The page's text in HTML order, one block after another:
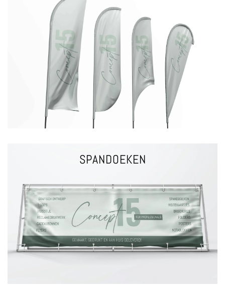
VLAGGEN
dropflags | beachflags | gevelvlaggen | kioskvlaggen |
mastvlaggen | raamvlaggen | baniervlaggen | vlaggenlijn |
vlaggen op maat | ...
VRAAG EEN OFFERTE
SPANDOEKEN
SPANDOEKEN
VRAAG EEN OFFERTE